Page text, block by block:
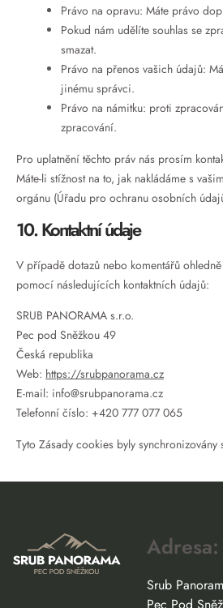
Právo na opravu: Máte právo
Pokud nám udělíte souhlas se
smazat.
Právo na přenos vašich údajů:
jinému správci.
Právo na námitku: proti
zpracování.
Pro uplatnění těchto práv nás prosím
Máte-li stížnost na to, jak nakládáme s
orgánu (Úřadu pro ochranu osobních
10. Kontaktní údaje
V případě dotazů nebo komentářů
pomocí následujících kontaktních údajů:
SRUB PANORAMA s.r.o.
Pec pod Sněžkou 49
Česká republika
Web: https://srubpanorama.cz
E-mail: info@srubpanorama.cz
Telefonní číslo: +420 777 077 065
Tyto Zásady cookies byly synchronizovány
Adresa:
Srub